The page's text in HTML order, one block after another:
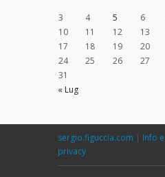
3
4 5 6
10
11 12 13
17
18 19 20
24
25 26 27
31
« Lug
sergio.figuccia.com | Info
privacy